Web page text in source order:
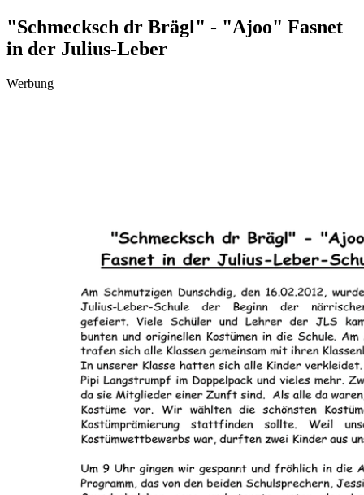
"Schmecksch dr Brägl" - "Ajoo" Fasnet
in der Julius-Leber
Werbung